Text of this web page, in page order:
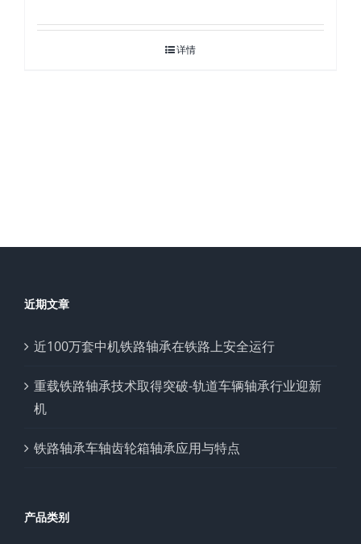
详情
近期文章
近100万套中机铁路轴承在铁路上安全运行
重载铁路轴承技术取得突破-轨道车辆轴承行业迎新
机
铁路轴承车轴齿轮箱轴承应用与特点
产品类别